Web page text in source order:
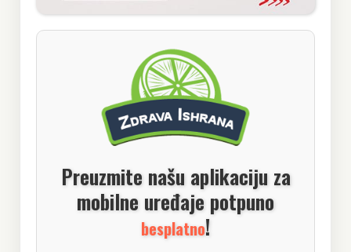
Preuzmite našu aplikaciju za
mobilne uređaje potpuno
besplatno!